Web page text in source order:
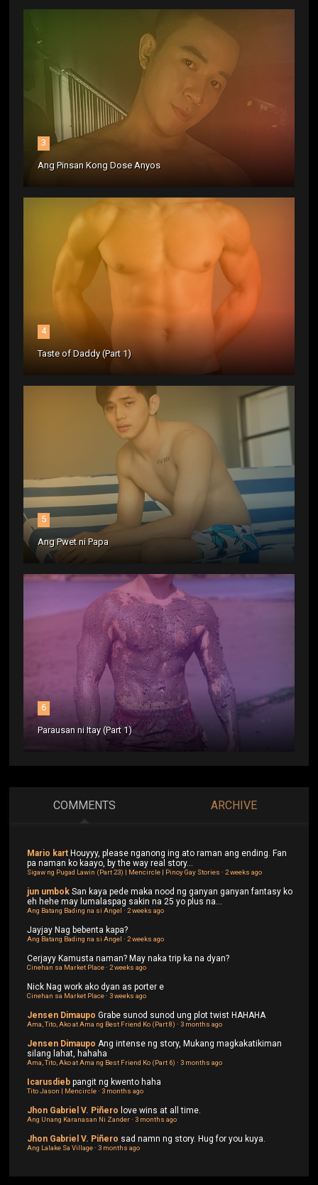
3
Ang Pinsan Kong Dose Anyos
4
Taste of Daddy (Part 1)
5
Ang Pwet ni Papa
6
Parausan ni Itay (Part 1)
COMMENTS ARCHIVE
Mario kart Houyyy, please nganong ing ato raman ang ending. Fan
pa naman ko kaayo, by the way real story...
Sigaw ng Pugad Lawin (Part 23) | Mencircle | Pinoy Gay Stories ·2 weeks ago
jun umbok San kaya pede maka nood ng ganyan ganyan fantasy ko
eh hehe may lumalaspag sakin na 25 yo plus na...
Ang Batang Bading na si Angel ·2 weeks ago
Jayjay Nag bebenta kapa?
Ang Batang Bading na si Angel ·2 weeks ago
Cerjayy Kamusta naman? May naka trip ka na dyan?
Cinehan sa Market Place·2 weeks ago
Nick Nag work ako dyan as porter e
Cinehan sa Market Place·3 weeks ago
Jensen Dimaupo Grabe sunod sunod ung plot twist HAHAHA
Ama, Tito, Ako at Ama ng Best Friend Ko (Part 8) ·3 months ago
Jensen Dimaupo Ang intense ng story, Mukang magkakatikiman
silang lahat, hahaha
Ama, Tito, Ako at Ama ng Best Friend Ko (Part 6) ·3 months ago
Icarusdieb pangit ng kwento haha
Tito Jason | Mencircle·3 months ago
Jhon Gabriel V. Piñero love wins at all time.
Ang Unang Karanasan Ni Zander·3 months ago
Jhon Gabriel V. Piñero sad namn ng story. Hug for you kuya.
Ang Lalake Sa Village·3 months ago